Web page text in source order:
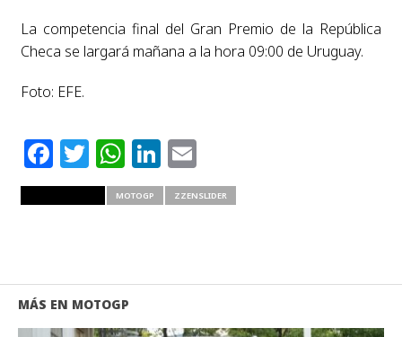
La competencia final del Gran Premio de la República
Checa se largará mañana a la hora 09:00 de Uruguay.
Foto: EFE.
Facebook
Twitter
WhatsApp
LinkedIn
Email
MOTOGP ZZENSLIDER
MÁS EN MOTOGP